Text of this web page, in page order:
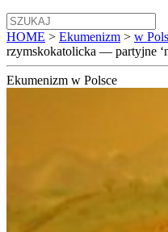
HOME > Ekumenizm > w
rzymskokatolicka — partyjne
Ekumenizm w Polsce